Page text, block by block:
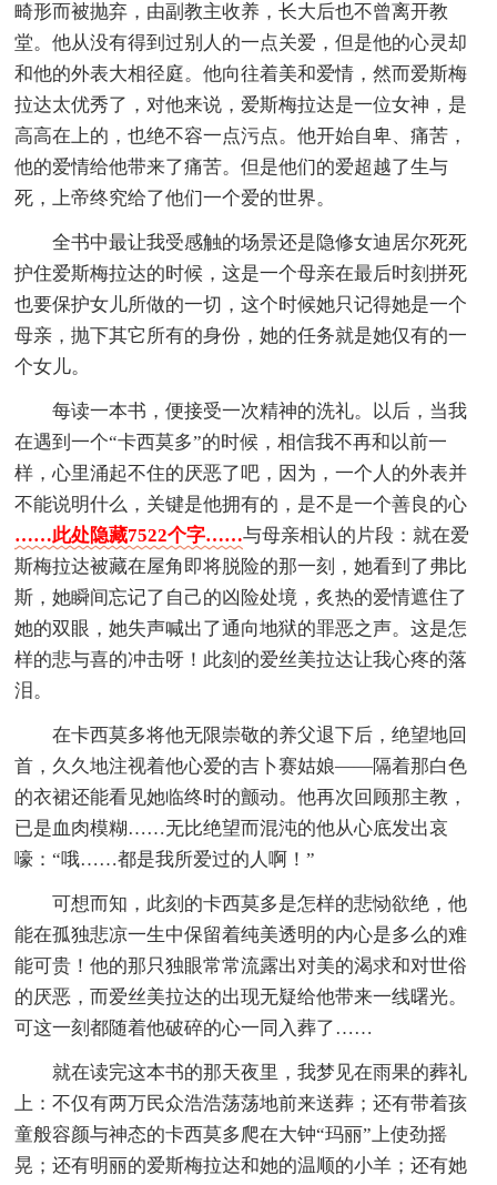
畸形而被抛弃，由副教主收养，长大后也不曾离开教
堂。他从没有得到过别人的一点关爱，但是他的心灵却
和他的外表大相径庭。他向往着美和爱情，然而爱斯梅
拉达太优秀了，对他来说，爱斯梅拉达是一位女神，是
高高在上的，也绝不容一点污点。他开始自卑、痛苦，
他的爱情给他带来了痛苦。但是他们的爱超越了生与
死，上帝终究给了他们一个爱的世界。
全书中最让我受感触的场景还是隐修女迪居尔死死
护住爱斯梅拉达的时候，这是一个母亲在最后时刻拼死
也要保护女儿所做的一切，这个时候她只记得她是一个
母亲，抛下其它所有的身份，她的任务就是她仅有的一
个女儿。
每读一本书，便接受一次精神的洗礼。以后，当我
在遇到一个“卡西莫多”的时候，相信我不再和以前一
样，心里涌起不住的厌恶了吧，因为，一个人的外表并
不能说明什么，关键是他拥有的，是不是一个善良的心
……此处隐藏7522个字……与母亲相认的片段：就在爱
斯梅拉达被藏在屋角即将脱险的那一刻，她看到了弗比
斯，她瞬间忘记了自己的凶险处境，炙热的爱情遮住了
她的双眼，她失声喊出了通向地狱的罪恶之声。这是怎
样的悲与喜的冲击呀！此刻的爱丝美拉达让我心疼的落
泪。
在卡西莫多将他无限崇敬的养父退下后，绝望地回
首，久久地注视着他心爱的吉卜赛姑娘——隔着那白色
的衣裙还能看见她临终时的颤动。他再次回顾那主教，
已是血肉模糊……无比绝望而混沌的他从心底发出哀
嚎：“哦……都是我所爱过的人啊！”
可想而知，此刻的卡西莫多是怎样的悲恸欲绝，他
能在孤独悲凉一生中保留着纯美透明的内心是多么的难
能可贵！他的那只独眼常常流露出对美的渴求和对世俗
的厌恶，而爱丝美拉达的出现无疑给他带来一线曙光。
可这一刻都随着他破碎的心一同入葬了……
就在读完这本书的那天夜里，我梦见在雨果的葬礼
上：不仅有两万民众浩浩荡荡地前来送葬；还有带着孩
童般容颜与神态的卡西莫多爬在大钟“玛丽”上使劲摇
晃；还有明丽的爱斯梅拉达和她的温顺的小羊；还有她